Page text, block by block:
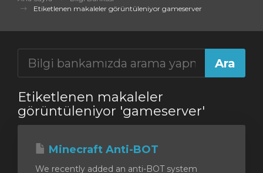
Etiketlenen makaleler görüntüleniyor gameserver
Etiketlenen makaleler
görüntüleniyor 'gameserver'
Minecraft Anti-BOT
We recently added an anti-BOT system